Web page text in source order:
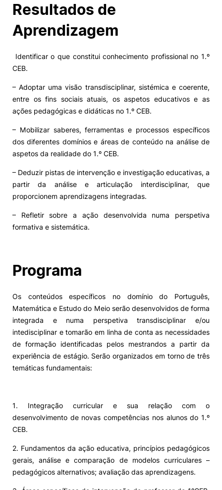
Resultados de
Aprendizagem
Identificar o que constitui conhecimento profissional no 1.º
CEB.
– Adoptar uma visão transdisciplinar, sistémica e coerente,
entre os fins sociais atuais, os aspetos educativos e as
ações pedagógicas e didáticas no 1.º CEB.
– Mobilizar saberes, ferramentas e processos específicos
dos diferentes domínios e áreas de conteúdo na análise de
aspetos da realidade do 1.º CEB.
– Deduzir pistas de intervenção e investigação educativas, a
partir da análise e articulação interdisciplinar, que
proporcionem aprendizagens integradas.
– Refletir sobre a ação desenvolvida numa perspetiva
formativa e sistemática.
Programa
Os conteúdos específicos no domínio do Português,
Matemática e Estudo do Meio serão desenvolvidos de forma
integrada e numa perspetiva transdisciplinar e/ou
intedisciplinar e tomarão em linha de conta as necessidades
de formação identificadas pelos mestrandos a partir da
experiência de estágio. Serão organizados em torno de três
temáticas fundamentais:
1. Integração curricular e sua relação com o
desenvolvimento de novas competências nos alunos do 1.º
CEB.
2. Fundamentos da ação educativa, princípios pedagógicos
gerais, análise e comparação de modelos curriculares –
pedagógicos alternativos; avaliação das aprendizagens.